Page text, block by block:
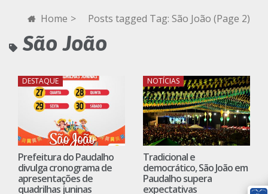
Home > Posts tagged Tag: São João (Page 2)
São João
DESTAQUE
Prefeitura do Paudalho
divulga cronograma de
apresentações de
quadrilhas juninas
NOTÍCIAS
Tradicional e
democrático, São João em
Paudalho supera
expectativas